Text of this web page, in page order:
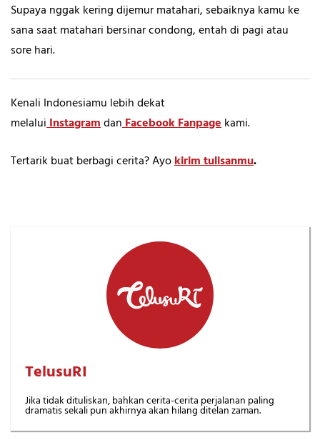
Supaya nggak kering dijemur matahari, sebaiknya kamu ke
sana saat matahari bersinar condong, entah di pagi atau
sore hari.
Kenali Indonesiamu lebih dekat
melaluiInstagramdanFacebook Fanpagekami.
Tertarik buat berbagi cerita? Ayokirim tulisanmu.
TelusuRI
Jika tidak dituliskan, bahkan cerita-cerita perjalanan paling
dramatis sekali pun akhirnya akan hilang ditelan zaman.